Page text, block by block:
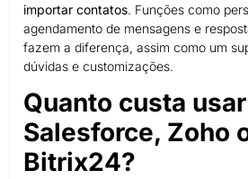
importar contatos. Funções como
agendamento de mensagens e
fazem a diferença, assim como um
dúvidas e customizações.
Quanto custa usar
Salesforce, Zoho
Bitrix24?